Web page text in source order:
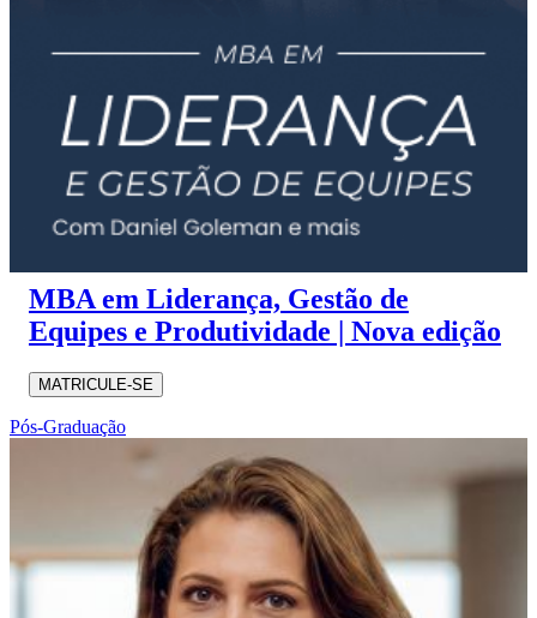
MBA em Liderança, Gestão de
Equipes e Produtividade | Nova edição
MATRICULE-SE
Pós-Graduação